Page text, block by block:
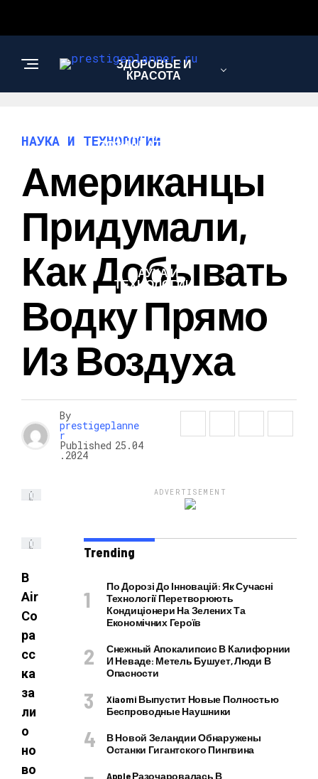
ЗДОРОВЬЕ И
КРАСОТА
ИНТЕРЕСНОЕ И
ПОЗНАВАТЕЛЬНОЕ
НАУКА И
ТЕХНОЛОГИИ
НОВОСТИ
НАУКА И ТЕХНОЛОГИИ
Американцы
Придумали,
Как Добывать
Водку Прямо
Из Воздуха
By
prestigeplanne
r
Published 25.04
.2024
В
Air
Co
ра
сс
ка
за
ли
о
но
во
ADVERTISEMENT
Trending
По Дорозі До Інновацій: Як Сучасні
Технології Перетворюють
Кондиціонери На Зелених Та
Економічних Героїв
Снежный Апокалипсис В Калифорнии
И Неваде: Метель Бушует, Люди В
Опасности
Xiaomi Выпустит Новые Полностью
Беспроводные Наушники
В Новой Зеландии Обнаружены
Останки Гигантского Пингвина
Apple Разочаровалась В